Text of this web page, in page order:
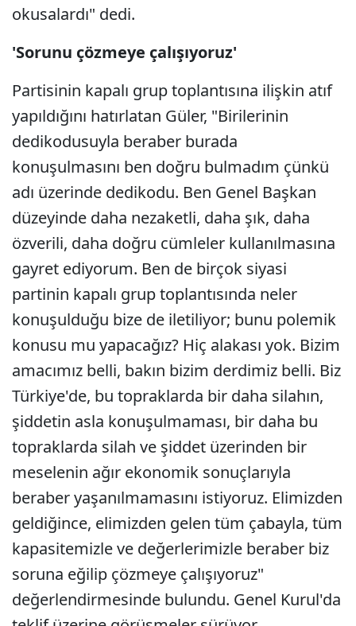
okusalardı" dedi.
'Sorunu çözmeye çalışıyoruz'
Partisinin kapalı grup toplantısına ilişkin atıf
yapıldığını hatırlatan Güler, "Birilerinin
dedikodusuyla beraber burada
konuşulmasını ben doğru bulmadım çünkü
adı üzerinde dedikodu. Ben Genel Başkan
düzeyinde daha nezaketli, daha şık, daha
özverili, daha doğru cümleler kullanılmasına
gayret ediyorum. Ben de birçok siyasi
partinin kapalı grup toplantısında neler
konuşulduğu bize de iletiliyor; bunu polemik
konusu mu yapacağız? Hiç alakası yok. Bizim
amacımız belli, bakın bizim derdimiz belli. Biz
Türkiye'de, bu topraklarda bir daha silahın,
şiddetin asla konuşulmaması, bir daha bu
topraklarda silah ve şiddet üzerinden bir
meselenin ağır ekonomik sonuçlarıyla
beraber yaşanılmamasını istiyoruz. Elimizden
geldiğince, elimizden gelen tüm çabayla, tüm
kapasitemizle ve değerlerimizle beraber biz
soruna eğilip çözmeye çalışıyoruz"
değerlendirmesinde bulundu. Genel Kurul'da